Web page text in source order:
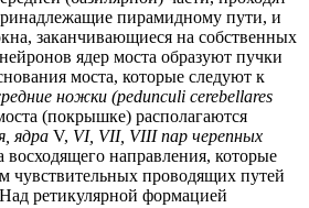
пирамидному пути, и
заканчивающиеся на собственных
ядер моста образуют пучки
моста, которые следуют к
ножки (pedunculi cerebellares
(покрышке) располагаются
ядра V, VI, VII, VIII пар черепных
восходящего направления, которые
чувствительных проводящих путей
ретикулярной формацией